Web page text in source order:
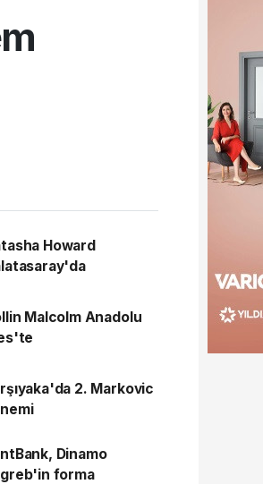
Howard
Malcolm Anadolu
2. Markovic
Dinamo
forma